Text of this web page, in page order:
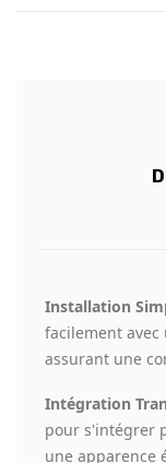
Installation
facilement
assurant une
Intégration
pour s'intégrer
une apparence